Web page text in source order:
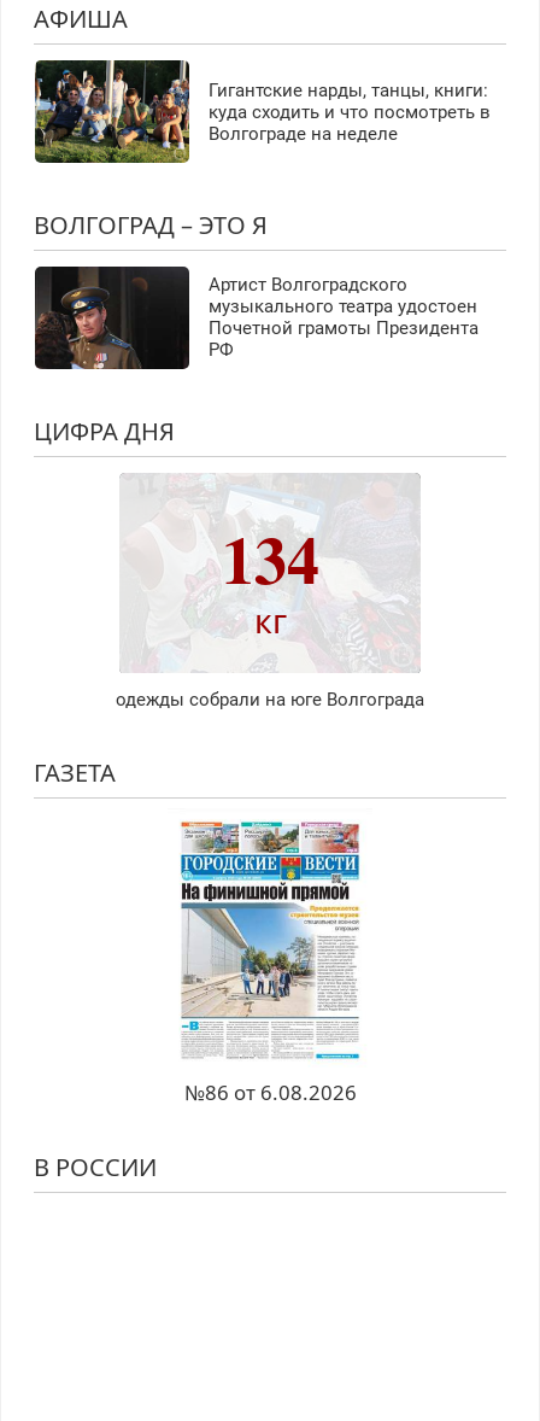
АФИША
Гигантские нарды, танцы, книги:
куда сходить и что посмотреть в
Волгограде на неделе
ВОЛГОГРАД – ЭТО Я
Артист Волгоградского
музыкального театра удостоен
Почетной грамоты Президента
РФ
ЦИФРА ДНЯ
134
кг
одежды собрали на юге Волгограда
ГАЗЕТА
№86 от 6.08.2026
В РОССИИ